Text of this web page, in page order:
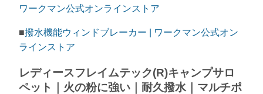
ワークマン公式オンラインストア
■撥水機能ウィンドブレーカー | ワークマン公式オン
ラインストア
レディースフレイムテック(R)キャンプサロ
ペット｜火の粉に強い｜耐久撥水｜マルチポ